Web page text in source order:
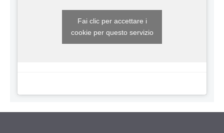
Fai clic per accettare i
cookie per questo servizio